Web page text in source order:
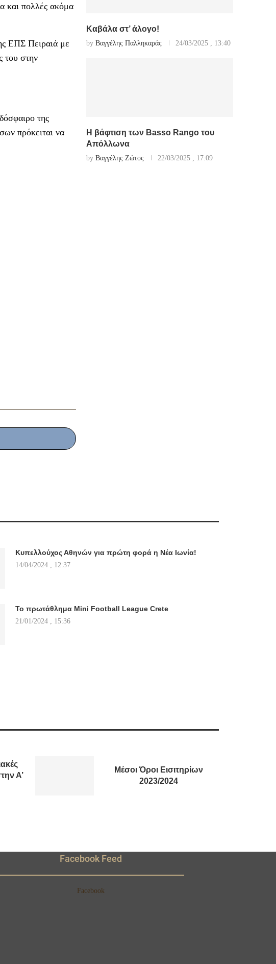
και πολλές ακόμα
ΕΠΣ Πειραιά με
του στην
της
πρόκειται να
Καβάλα στ’ άλογο!
by Βαγγέλης Παλληκαράς 24/03/2025 , 13:40
Η βάφτιση των Basso Rango του
Απόλλωνα
by Βαγγέλης Ζώτος 22/03/2025 , 17:09
Κυπελλούχος Αθηνών για πρώτη φορά η Νέα Ιωνία!
14/04/2024 , 12:37
Το πρωτάθλημα Mini Football League Crete
21/01/2024 , 15:36
Α’
Μέσοι Όροι Εισιτηρίων
2023/2024
Facebook Feed
Facebook